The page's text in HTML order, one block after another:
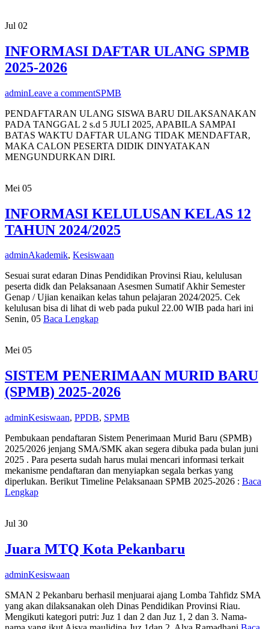
Jul 02
INFORMASI DAFTAR ULANG SPMB
2025-2026
adminLeave a commentSPMB
PENDAFTARAN ULANG SISWA BARU DILAKSANAKAN
PADA TANGGAL 2 s.d 5 JULI 2025, APABILA SAMPAI
BATAS WAKTU DAFTAR ULANG TIDAK MENDAFTAR,
MAKA CALON PESERTA DIDIK DINYATAKAN
MENGUNDURKAN DIRI.
Mei 05
INFORMASI KELULUSAN KELAS 12
TAHUN 2024/2025
adminAkademik, Kesiswaan
Sesuai surat edaran Dinas Pendidikan Provinsi Riau, kelulusan
peserta didk dan Pelaksanaan Asesmen Sumatif Akhir Semester
Genap / Ujian kenaikan kelas tahun pelajaran 2024/2025. Cek
kelulusan bisa di lihat di web pada pukul 22.00 WIB pada hari ini
Senin, 05 Baca Lengkap
Mei 05
SISTEM PENERIMAAN MURID BARU
(SPMB) 2025-2026
adminKesiswaan, PPDB, SPMB
Pembukaan pendaftaran Sistem Penerimaan Murid Baru (SPMB)
2025/2026 jenjang SMA/SMK akan segera dibuka pada bulan juni
2025 . Para peserta sudah harus mulai mencari informasi terkait
mekanisme pendaftaran dan menyiapkan segala berkas yang
diperlukan. Berikut Timeline Pelaksanaan SPMB 2025-2026 : Baca
Lengkap
Jul 30
Juara MTQ Kota Pekanbaru
adminKesiswaan
SMAN 2 Pekanbaru berhasil menjuarai ajang Lomba Tahfidz SMA
yang akan dilaksanakan oleh Dinas Pendidikan Provinsi Riau.
Mengikuti kategori putri: Juz 1 dan 2 dan Juz 1, 2 dan 3. Nama-